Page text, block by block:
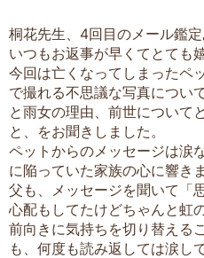
桐花先生、4回目のメール鑑定
いつもお返事が早くてとても
今回は亡くなってしまったペ
で撮れる不思議な写真につい
と雨女の理由、前世について
と、をお聞きしました。
ペットからのメッセージは涙
に陥っていた家族の心に響き
父も、メッセージを聞いて「
心配もしてたけどちゃんと虹
前向きに気持ちを切り替える
も、何度も読み返しては涙し